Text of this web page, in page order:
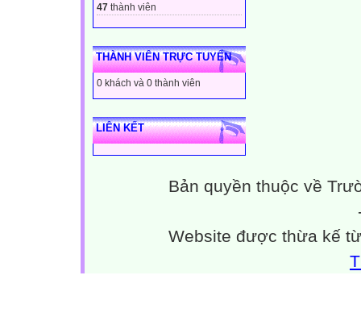
47 thành viên
THÀNH VIÊN TRỰC TUYẾN
0 khách và 0 thành viên
LIÊN KẾT
Bản quyền thuộc về
Website được thừa kế